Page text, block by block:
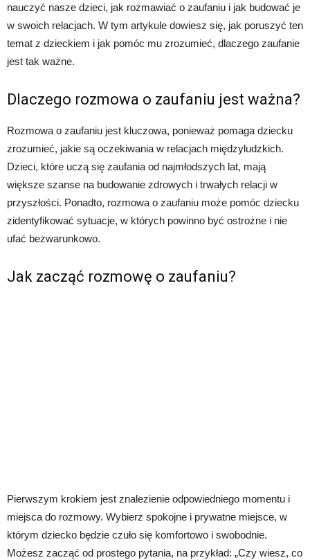
nauczyć nasze dzieci, jak rozmawiać o zaufaniu i jak budować je
w swoich relacjach. W tym artykule dowiesz się, jak poruszyć ten
temat z dzieckiem i jak pomóc mu zrozumieć, dlaczego zaufanie
jest tak ważne.
Dlaczego rozmowa o zaufaniu jest ważna?
Rozmowa o zaufaniu jest kluczowa, ponieważ pomaga dziecku
zrozumieć, jakie są oczekiwania w relacjach międzyludzkich.
Dzieci, które uczą się zaufania od najmłodszych lat, mają
większe szanse na budowanie zdrowych i trwałych relacji w
przyszłości. Ponadto, rozmowa o zaufaniu może pomóc dziecku
zidentyfikować sytuacje, w których powinno być ostrożne i nie
ufać bezwarunkowo.
Jak zacząć rozmowę o zaufaniu?
Pierwszym krokiem jest znalezienie odpowiedniego momentu i
miejsca do rozmowy. Wybierz spokojne i prywatne miejsce, w
którym dziecko będzie czuło się komfortowo i swobodnie.
Możesz zacząć od prostego pytania, na przykład: „Czy wiesz, co